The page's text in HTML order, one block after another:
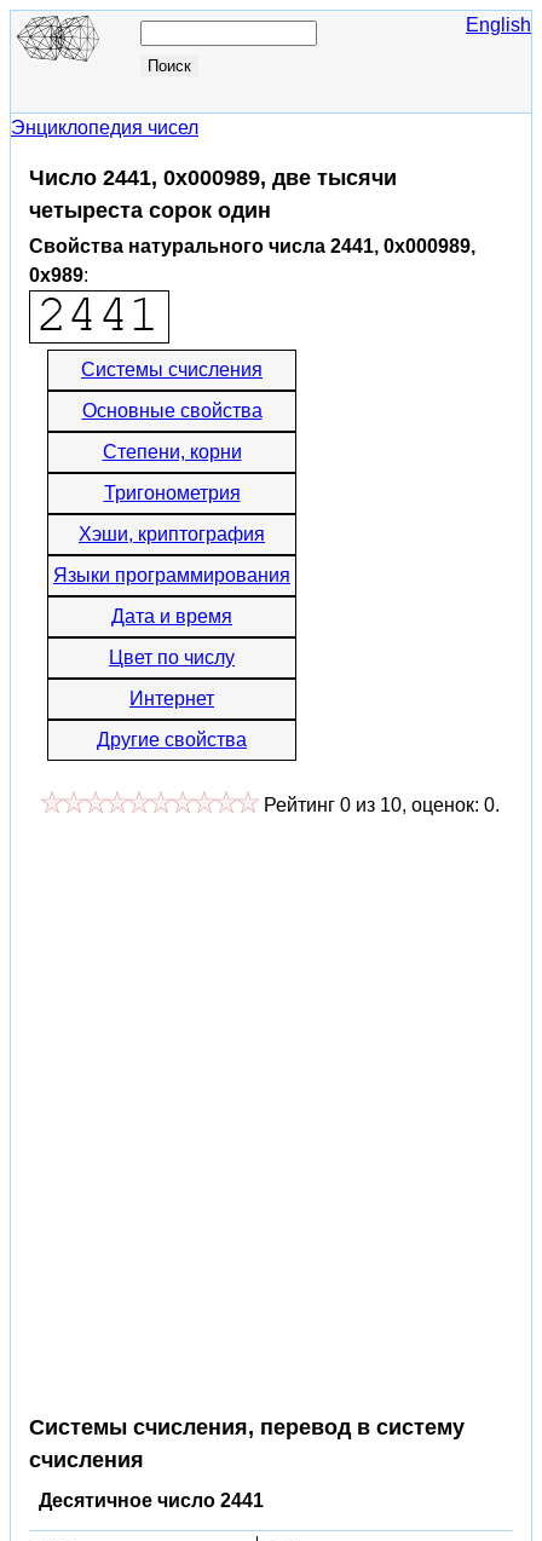
English
Энциклопедия чисел
Число 2441, 0x000989, две тысячи
четыреста сорок один
Свойства натурального числа 2441, 0x000989,
0x989:
Системы счисления
Основные свойства
Степени, корни
Тригонометрия
Хэши, криптография
Языки программирования
Дата и время
Цвет по числу
Интернет
Другие свойства
Рейтинг 0 из 10, оценок: 0.
Системы счисления, перевод в систему
счисления
Десятичное число 2441